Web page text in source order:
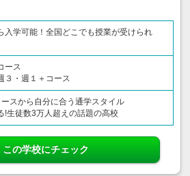
入学可能！全国どこでも授業が受けられ
ース
３・週１＋コース
スから自分に合う通学スタイル
!生徒数3万人超えの話題の高校
この学校にチェック